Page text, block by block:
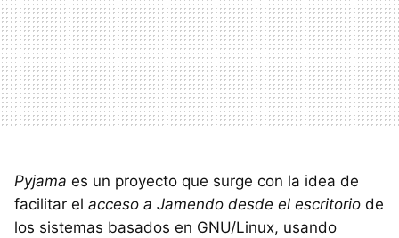
Pyjama es un proyecto que surge con la idea de
facilitar el acceso a Jamendo desde el escritorio de
los sistemas basados en GNU/Linux, usando